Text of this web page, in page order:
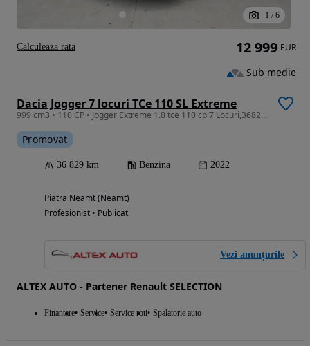
1 / 6
Dacia Jogger 7 locuri TCe 110 SL Extreme
999 cm3 • 110 CP • Jogger Extreme 1.0 tce 110 cp 7 Locuri,36827 km,tva deductibil
Promovat
36 829 km Benzina 2022
Piatra Neamt (Neamt)
Profesionist • Publicat
Vezi anunțurile
ALTEX AUTO - Partener Renault SELECTION
Finantare Service Service roti Spalatorie auto
12 999 EUR
Sub medie
Calculeaza rata